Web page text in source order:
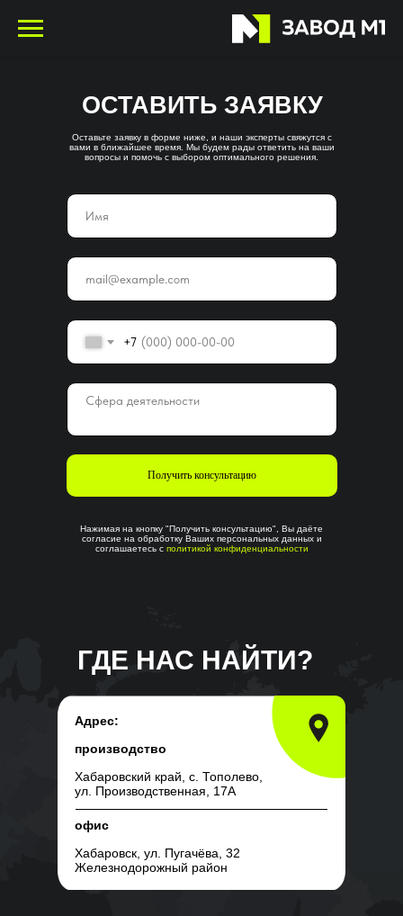
Нажимая на кнопку "Получить консультацию", Вы даёте
согласие на обработку Ваших персональных данных и
соглашаетесь с политикой конфиденциальности
+7
Получить консультацию
Оставьте заявку в форме ниже, и наши эксперты свяжутся с
вами в ближайшее время. Мы будем рады ответить на ваши
вопросы и помочь с выбором оптимального решения.
ОСТАВИТЬ ЗАЯВКУ
Адрес:
производство
Хабаровский край, с. Тополево,
ул. Производственная, 17А
Хабаровск, ул. Пугачёва, 32
Железнодорожный район
офис
ГДЕ НАС НАЙТИ?